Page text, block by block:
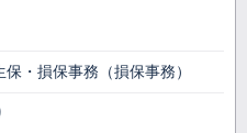
・損保事務（損保事務）